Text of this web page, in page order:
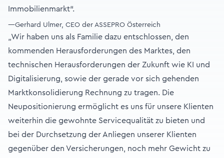
Immobilienmarkt“.
—Gerhard Ulmer, CEO der ASSEPRO Österreich
„Wir haben uns als Familie dazu entschlossen, den
kommenden Herausforderungen des Marktes, den
technischen Herausforderungen der Zukunft wie KI und
Digitalisierung, sowie der gerade vor sich gehenden
Marktkonsolidierung Rechnung zu tragen. Die
Neupositionierung ermöglicht es uns für unsere Klienten
weiterhin die gewohnte Servicequalität zu bieten und
bei der Durchsetzung der Anliegen unserer Klienten
gegenüber den Versicherungen, noch mehr Gewicht zu